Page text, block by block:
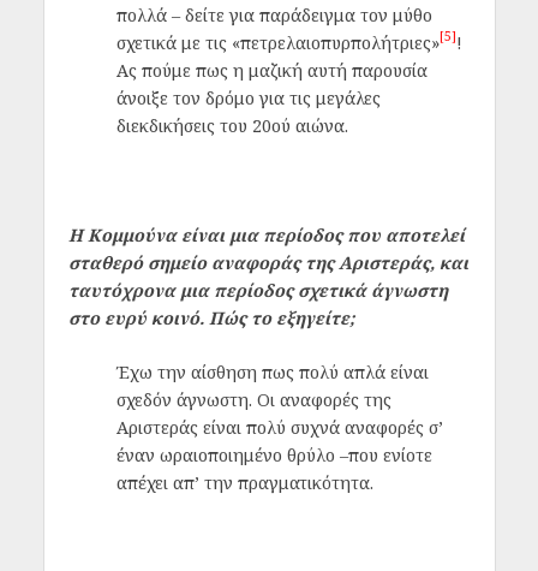
πολλά – δείτε για παράδειγμα τον μύθο
σχετικά με τις «πετρελαιοπυρπολήτριες»[5]!
Ας πούμε πως η μαζική αυτή παρουσία
άνοιξε τον δρόμο για τις μεγάλες
διεκδικήσεις του 20ού αιώνα.
Η Κομμούνα είναι μια περίοδος που αποτελεί
σταθερό σημείο αναφοράς της Αριστεράς, και
ταυτόχρονα μια περίοδος σχετικά άγνωστη
στο ευρύ κοινό. Πώς το εξηγείτε;
Έχω την αίσθηση πως πολύ απλά είναι
σχεδόν άγνωστη. Οι αναφορές της
Αριστεράς είναι πολύ συχνά αναφορές σ’
έναν ωραιοποιημένο θρύλο –που ενίοτε
απέχει απ’ την πραγματικότητα.